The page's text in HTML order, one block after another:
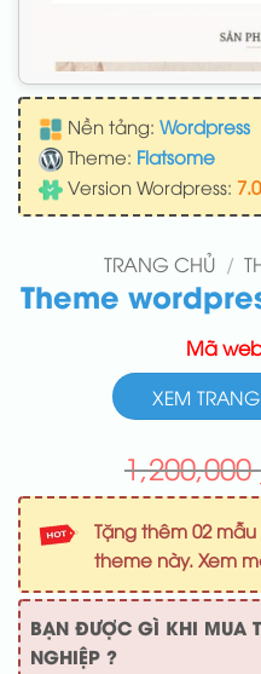
Nền tảng: Wordpress
Theme: Flatsome
Version Wordpress:
TRANG CHỦ /
Theme
Mã
XEM
1,200,000
Tặng thêm 02
theme này. Xem
BẠN ĐƯỢC GÌ KHI MUA
NGHIỆP ?